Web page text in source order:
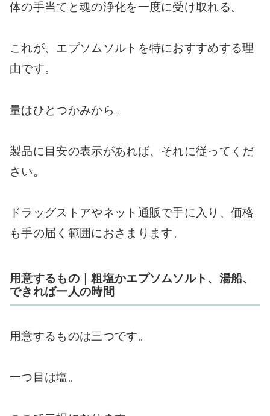
体の手当てと魂の浄化を一度に受け取れる。
これが、エプソムソルトを特におすすめする理
由です。
量はひとつかみから。
製品に目安の表示があれば、それに従ってくだ
さい。
ドラッグストアやネット通販で手に入り、価格
も手の届く範囲におさまります。
用意するもの｜粗塩かエプソムソルト、湯船、
できれば一人の時間
用意するものは三つです。
一つ目は塩。